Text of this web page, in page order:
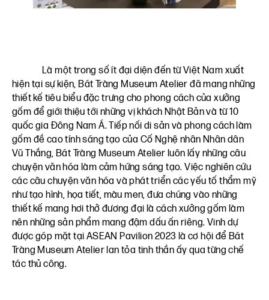
Là một trong số ít đại diện đến từ Việt Nam xuất
hiện tại sự kiện, Bát Tràng Museum Atelier đã mang những
thiết kế tiêu biểu đặc trưng cho phong cách của xưởng
gốm để giới thiệu tới những vị khách Nhật Bản và từ 10
quốc gia Đông Nam Á. Tiếp nối di sản và phong cách làm
gốm đề cao tính sáng tạo của Cố Nghệ nhân Nhân dân
Vũ Thắng, Bát Tràng Museum Atelier luôn lấy những câu
chuyện văn hóa làm cảm hứng sáng tạo. Việc nghiên cứu
các câu chuyện văn hóa và phát triển các yếu tố thẩm mỹ
như tạo hình, họa tiết, màu men, đưa chúng vào những
thiết kế mang hơi thở đương đại là cách xưởng gốm làm
nên những sản phẩm mang đậm dấu ấn riêng. Vinh dự
được góp mặt tại ASEAN Pavilion 2023 là cơ hội để Bát
Tràng Museum Atelier lan tỏa tinh thần ấy qua từng chế
tác thủ công.